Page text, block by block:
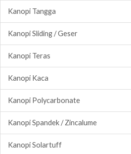
Kanopi Tangga
Kanopi Sliding / Geser
Kanopi Teras
Kanopi Kaca
Kanopi Polycarbonate
Kanopi Spandek / Zincalume
Kanopi Solartuff